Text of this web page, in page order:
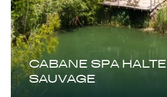
CABANE SPA HALTE
SAUVAGE